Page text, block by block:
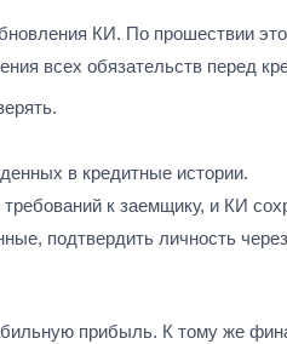
КИ. По прошествии
всех обязательств перед
в кредитные истории.
к заемщику, и КИ
подтвердить личность
прибыль. К тому же